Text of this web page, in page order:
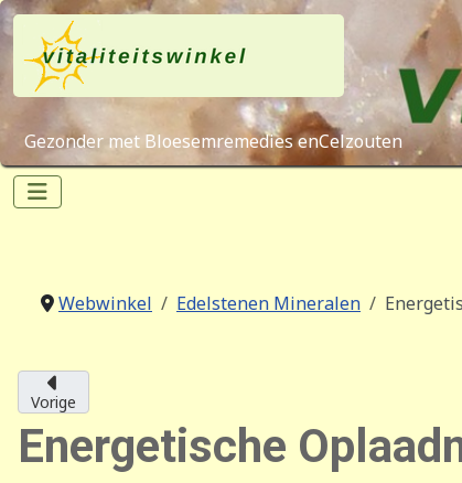
Gezonder met Bloesemremedies enCelzouten
Webwinkel Edelstenen Mineralen
Vorige
Energetische